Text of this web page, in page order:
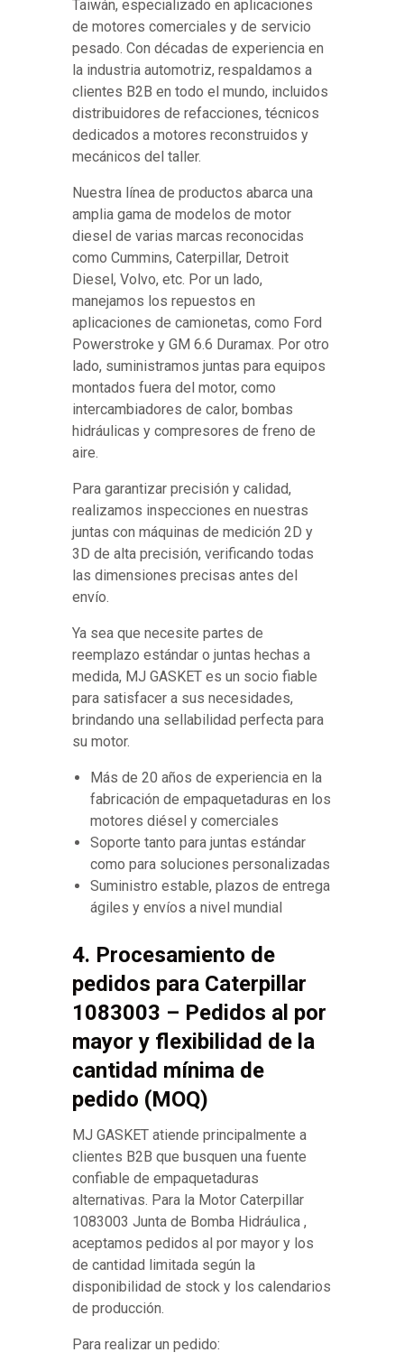
Taiwán, especializado en aplicaciones
de motores comerciales y de servicio
pesado. Con décadas de experiencia en
la industria automotriz, respaldamos a
clientes B2B en todo el mundo, incluidos
distribuidores de refacciones, técnicos
dedicados a motores reconstruidos y
mecánicos del taller.
Nuestra línea de productos abarca una
amplia gama de modelos de motor
diesel de varias marcas reconocidas
como Cummins, Caterpillar, Detroit
Diesel, Volvo, etc. Por un lado,
manejamos los repuestos en
aplicaciones de camionetas, como Ford
Powerstroke y GM 6.6 Duramax. Por otro
lado, suministramos juntas para equipos
montados fuera del motor, como
intercambiadores de calor, bombas
hidráulicas y compresores de freno de
aire.
Para garantizar precisión y calidad,
realizamos inspecciones en nuestras
juntas con máquinas de medición 2D y
3D de alta precisión, verificando todas
las dimensiones precisas antes del
envío.
Ya sea que necesite partes de
reemplazo estándar o juntas hechas a
medida, MJ GASKET es un socio fiable
para satisfacer a sus necesidades,
brindando una sellabilidad perfecta para
su motor.
Más de 20 años de experiencia en la
fabricación de empaquetaduras en los
motores diésel y comerciales
Soporte tanto para juntas estándar
como para soluciones personalizadas
Suministro estable, plazos de entrega
ágiles y envíos a nivel mundial
4. Procesamiento de
pedidos para Caterpillar
1083003 – Pedidos al por
mayor y flexibilidad de la
cantidad mínima de
pedido (MOQ)
MJ GASKET atiende principalmente a
clientes B2B que busquen una fuente
confiable de empaquetaduras
alternativas. Para la Motor Caterpillar
1083003 Junta de Bomba Hidráulica ,
aceptamos pedidos al por mayor y los
de cantidad limitada según la
disponibilidad de stock y los calendarios
de producción.
Para realizar un pedido: